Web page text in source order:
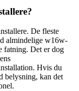
De fleste
almindelige w16w-
fatning. Det er dog
Hvis du
belysning, kan det